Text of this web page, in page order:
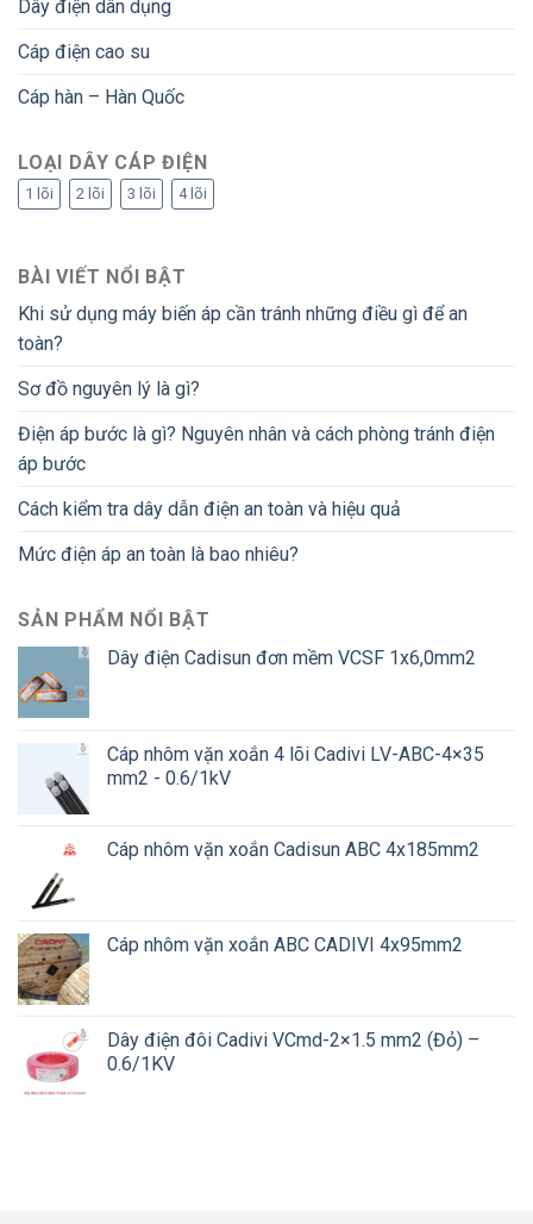
Dây điện dân dụng
Cáp điện cao su
Cáp hàn – Hàn Quốc
LOẠI DÂY CÁP ĐIỆN
1 lõi 2 lõi 3 lõi 4 lõi
BÀI VIẾT NỔI BẬT
Khi sử dụng máy biến áp cần tránh những điều gì để an
toàn?
Sơ đồ nguyên lý là gì?
Điện áp bước là gì? Nguyên nhân và cách phòng tránh điện
áp bước
Cách kiểm tra dây dẫn điện an toàn và hiệu quả
Mức điện áp an toàn là bao nhiêu?
SẢN PHẨM NỔI BẬT
Dây điện Cadisun đơn mềm VCSF 1x6,0mm2
Cáp nhôm vặn xoắn 4 lõi Cadivi LV-ABC-4×35
mm2 - 0.6/1kV
Cáp nhôm vặn xoắn Cadisun ABC 4x185mm2
Cáp nhôm vặn xoắn ABC CADIVI 4x95mm2
Dây điện đôi Cadivi VCmd-2×1.5 mm2 (Đỏ) –
0.6/1KV